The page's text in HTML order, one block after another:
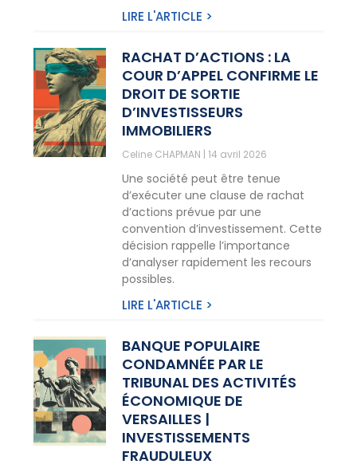
LIRE L'ARTICLE >
RACHAT D’ACTIONS : LA
COUR D’APPEL CONFIRME LE
DROIT DE SORTIE
D’INVESTISSEURS
IMMOBILIERS
Celine CHAPMAN 14 avril 2026
Une société peut être tenue
d’exécuter une clause de rachat
d’actions prévue par une
convention d’investissement. Cette
décision rappelle l’importance
d’analyser rapidement les recours
possibles.
LIRE L'ARTICLE >
BANQUE POPULAIRE
CONDAMNÉE PAR LE
TRIBUNAL DES ACTIVITÉS
ÉCONOMIQUE DE
VERSAILLES |
INVESTISSEMENTS
FRAUDULEUX